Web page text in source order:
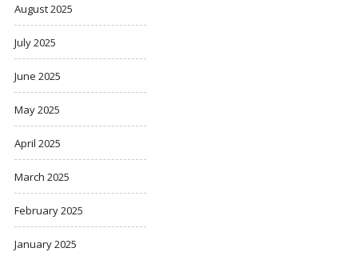
August 2025
July 2025
June 2025
May 2025
April 2025
March 2025
February 2025
January 2025